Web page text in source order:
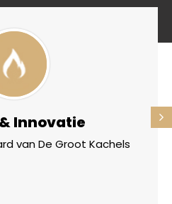
& Innovatie
van De Groot Kachels